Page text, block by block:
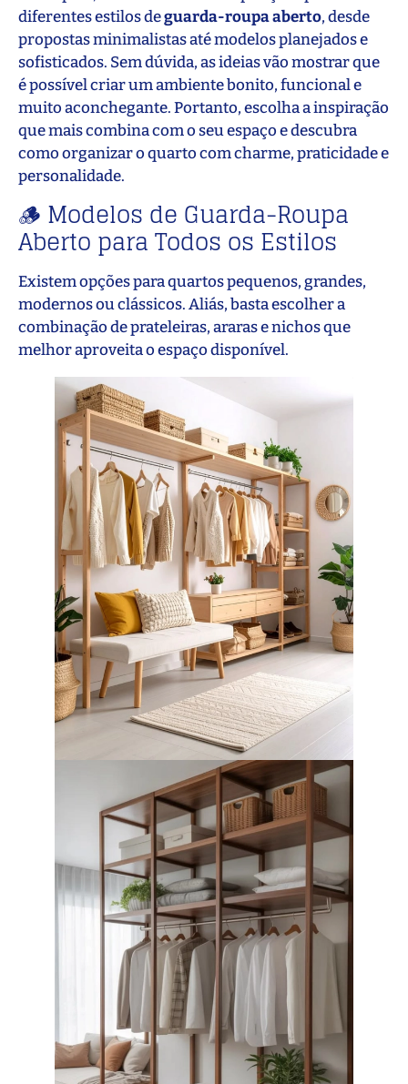
diferentes estilos deguarda-roupa aberto, desde
propostas minimalistas até modelos planejados e
sofisticados. Sem dúvida, as ideias vão mostrar que
é possível criar um ambiente bonito, funcional e
muito aconchegante. Portanto, escolha a inspiração
que mais combina com o seu espaço e descubra
como organizar o quarto com charme, praticidade e
personalidade.
🪵 Modelos de Guarda-Roupa
Aberto para Todos os Estilos
Existem opções para quartos pequenos, grandes,
modernos ou clássicos. Aliás, basta escolher a
combinação de prateleiras, araras e nichos que
melhor aproveita o espaço disponível.